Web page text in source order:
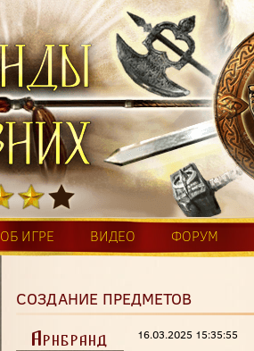
ОБ ИГРЕ ВИДЕО ФОРУМ
СОЗДАНИЕ ПРЕДМЕТОВ
Арнбранд
16.03.2025 15:35:55